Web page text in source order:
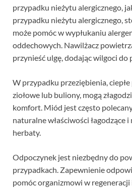
przypadku nieżytu alergicznego,
przypadku nieżytu alergicznego,
może pomóc w wypłukaniu
oddechowych. Nawilżacz
przynieść ulgę, dodając wilgoci do
W przypadku przeziębienia,
ziołowe lub buliony, mogą
komfort. Miód jest często
naturalne właściwości łagodzące
herbaty.
Odpoczynek jest niezbędny do
przypadkach. Zapewnienie
pomóc organizmowi w